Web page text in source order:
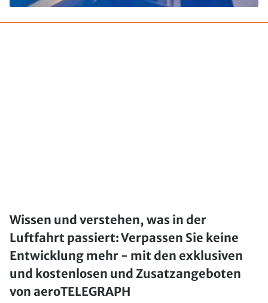
Wissen und verstehen, was in der
Luftfahrt passiert: Verpassen Sie keine
Entwicklung mehr - mit den exklusiven
und kostenlosen und Zusatzangeboten
von aeroTELEGRAPH